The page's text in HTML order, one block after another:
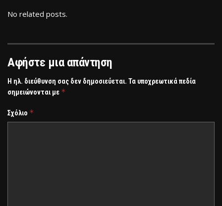
No related posts.
Αφήστε μια απάντηση
Η ηλ. διεύθυνση σας δεν δημοσιεύεται. Τα υποχρεωτικά πεδία
σημειώνονται με *
Σχόλιο *